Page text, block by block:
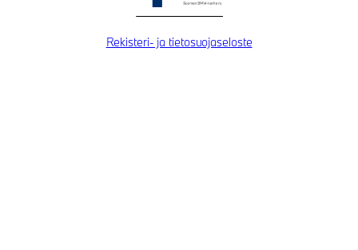
Rekisteri- ja tietosuojaseloste